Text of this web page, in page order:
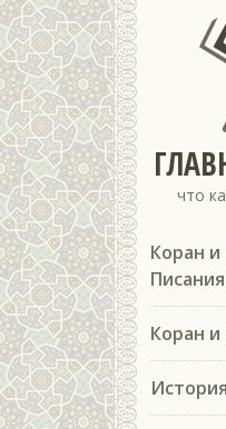
что
Коран
Писания
Коран и